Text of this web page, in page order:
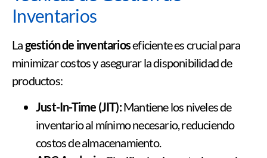
Inventarios
Lagestión de inventarioseficiente es crucial para
minimizar costos y asegurar la disponibilidad de
productos:
Just-In-Time (JIT):Mantiene los niveles de
inventario al mínimo necesario, reduciendo
costos de almacenamiento.